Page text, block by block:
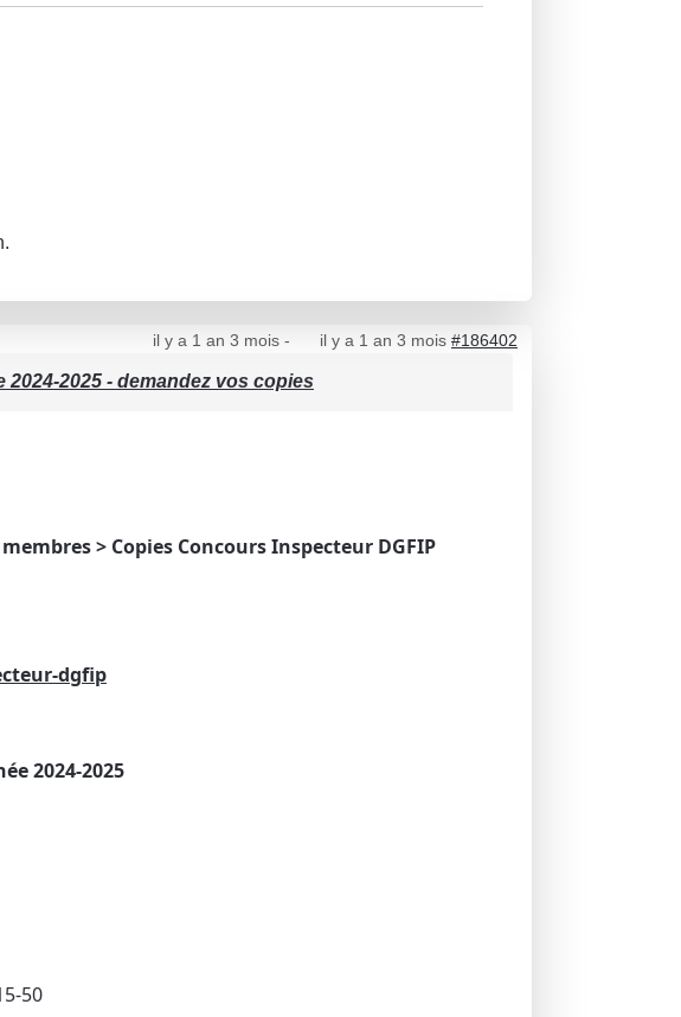
il y a 1 an 3 mois- il y a 1 an 3 mois #186402
2024-2025 - demandez vos copies
> Copies Concours Inspecteur DGFIP
dgfip
2024-2025
50